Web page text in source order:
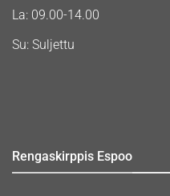
La: 09.00-14.00
Su: Suljettu
Rengaskirppis Espoo